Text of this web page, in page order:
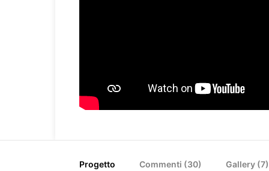
Progetto Commenti (30) Gallery (7)